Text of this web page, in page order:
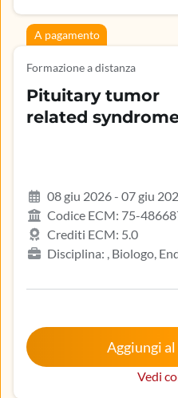
A pagamento
Formazione a distanza
Pituitary tumor
related
08 giu 2026 - 07 giu
Codice ECM: 75-
Crediti ECM: 5.0
Disciplina: , Biologo,
ostetricia, Infermiere,
Iscritto nell’elenco
Malattie metaboliche e
interna, Oncologia,
libera scelta), Tecnico
Aggiungi
Vedi